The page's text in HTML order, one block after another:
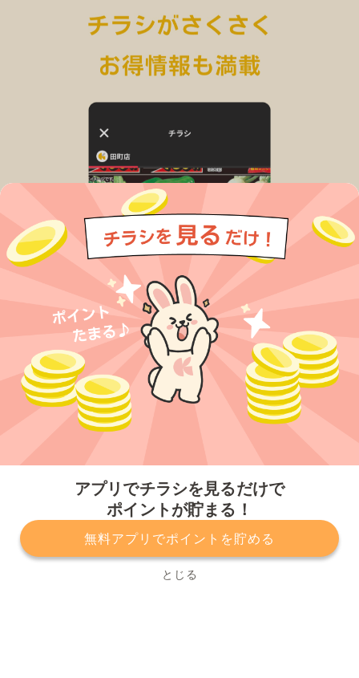
アプリでチラシを見るだけで
ポイントが貯まる！
無料アプリでポイントを貯める
とじる
プライバシーポリシー 利用規約
運営会社
サービスに関してのお問い合わせ